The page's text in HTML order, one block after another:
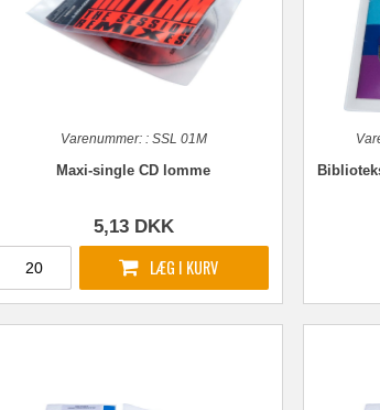
Varenummer:: SSL 01M
Maxi-single CD lomme
5,13 DKK